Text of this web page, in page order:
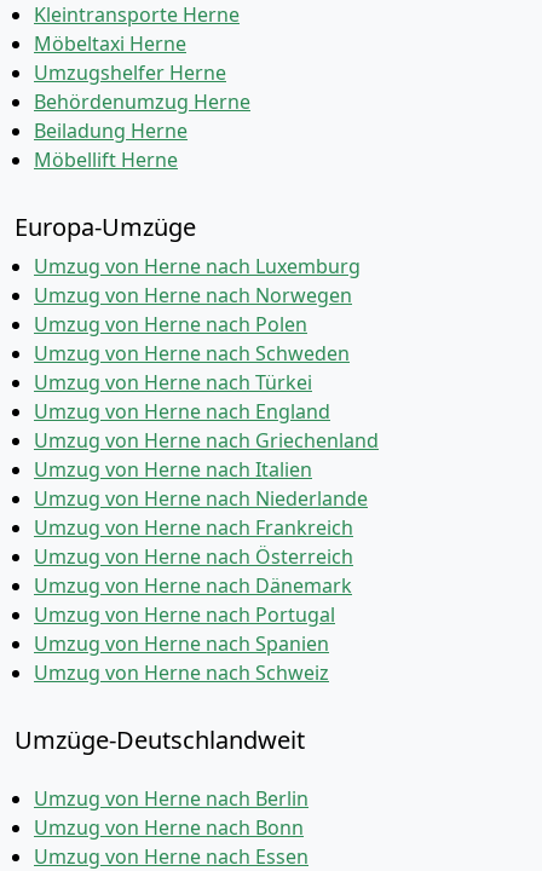
Kleintransporte Herne
Möbeltaxi Herne
Umzugshelfer Herne
Behördenumzug Herne
Beiladung Herne
Möbellift Herne
Europa-Umzüge
Umzug von Herne nach Luxemburg
Umzug von Herne nach Norwegen
Umzug von Herne nach Polen
Umzug von Herne nach Schweden
Umzug von Herne nach Türkei
Umzug von Herne nach England
Umzug von Herne nach Griechenland
Umzug von Herne nach Italien
Umzug von Herne nach Niederlande
Umzug von Herne nach Frankreich
Umzug von Herne nach Österreich
Umzug von Herne nach Dänemark
Umzug von Herne nach Portugal
Umzug von Herne nach Spanien
Umzug von Herne nach Schweiz
Umzüge-Deutschlandweit
Umzug von Herne nach Berlin
Umzug von Herne nach Bonn
Umzug von Herne nach Essen